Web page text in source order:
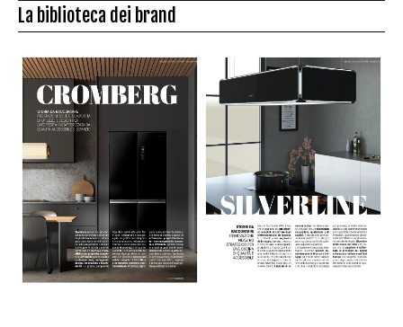
La biblioteca dei brand